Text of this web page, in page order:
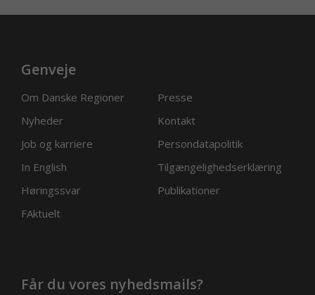
Genveje
Om Danske Regioner
Presse
Nyheder
Kontakt
Job og karriere
Persondatapolitik
In English
Tilgængelighedserklæring
Høringssvar
Publikationer
FAktuelt
Får du vores nyhedsmails?